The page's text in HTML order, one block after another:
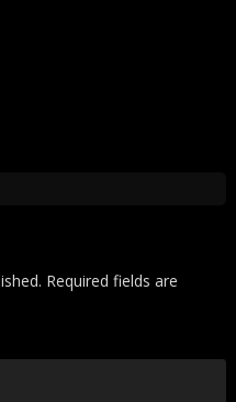
Required fields are